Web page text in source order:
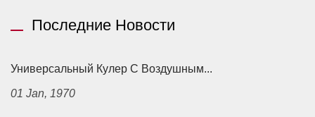
Последние Новости
Универсальный Кулер С Воздушным...
01 Jan, 1970